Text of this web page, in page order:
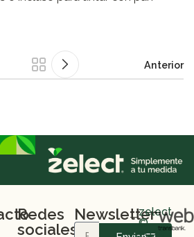
Anterior
Redes
sociales
Newsletterzelect
©
2025